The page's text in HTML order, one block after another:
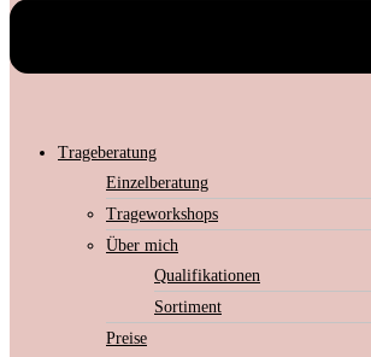
Trageberatung
Einzelberatung
Trageworkshops
Über mich
Qualifikationen
Sortiment
Preise